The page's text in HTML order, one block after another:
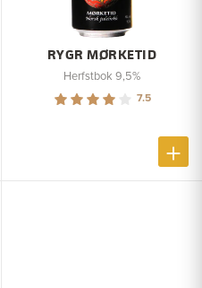
RYGR MØRKETID
Herfstbok 9,5%
7.5